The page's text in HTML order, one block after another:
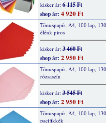
kisker ár: 6 115 Ft
shop ár: 4 920 Ft
Tónuspapír, A4, 100 lap,
élénk piros
kisker ár: 3 460 Ft
shop ár: 2 950 Ft
Tónuspapír, A4, 100 lap,
rózsaszín
kisker ár: 3 545 Ft
shop ár: 2 950 Ft
Tónuspapír, A4, 100 lap,
pacifikkék